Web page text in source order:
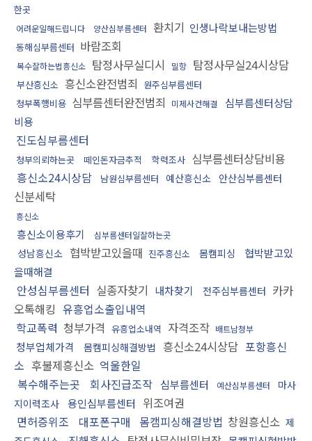
한곳
어려운일해드립니다 양산심부름센터 환치기 인생나락보내는방법
동해심부름센터 바람조회
복수잘하는법흥신소 탐정사무실디시 밀항 탐정사무실24시상담
부산흥신소 흥신소완전범죄 원주심부름센터
청부폭행비용 심부름센터완전범죄 미제사건해결
심부름센터상담
비용
진도심부름센터
청부의뢰하는곳 떼인돈자금추적 학력조사 심부름센터상담비용
흥신소24시상담
남원심부름센터 예산흥신소 안산심부름센터
신분세탁
흥신소
흥신소이용후기 심부름센터일잘하는곳
성남흥신소 협박받고있을때 진주흥신소 몸캠피싱
협박받고있
을때해결
안성심부름센터 실종자찾기 내차찾기 전주심부름센터 카카
오톡해킹 유흥업소출입내역
학교폭력 청부가격 유흥업소내역 자격조작 배트남청부
청부업체가격 몸캠피싱해결방법 흥신소24시상담 포항흥신
소 후불제흥신소 억울한일
복수해주는곳
회사진급조작 심부름센터 예산심부름센터
마사
지이력조사 용인심부름센터
위조여권
면허증위조
대포폰구매 몸캠피싱해결방법 창원흥신소 제